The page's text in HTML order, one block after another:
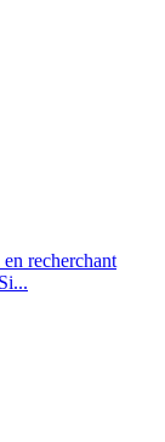
recherchant